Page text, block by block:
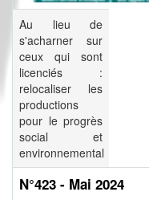
Au lieu de
s'acharner sur
ceux qui sont
licenciés :
relocaliser les
productions
pour le progrès
social et
environnemental
N°423 - Mai 2024